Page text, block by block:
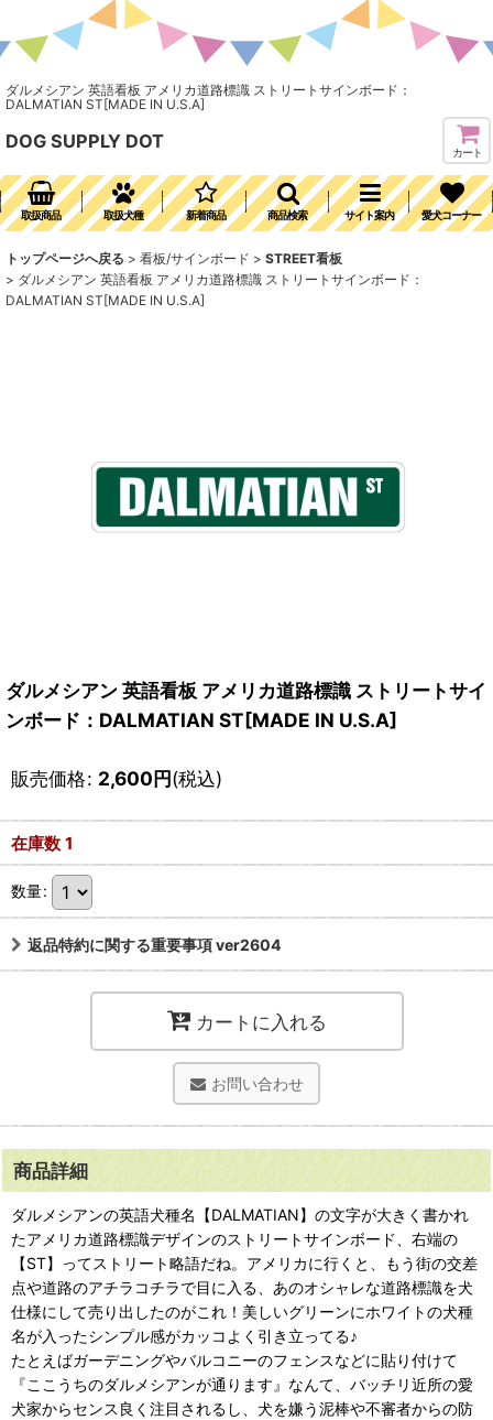
ダルメシアン 英語看板 アメリカ道路標識 ストリートサインボード：
DALMATIAN ST[MADE IN U.S.A]
DOG SUPPLY DOT
カート
取扱商品 取扱犬種 新着商品 商品検索 サイト案内 愛犬コーナー
トップページへ戻る > 看板/サインボード > STREET看板
> ダルメシアン 英語看板 アメリカ道路標識 ストリートサインボード：
DALMATIAN ST[MADE IN U.S.A]
ダルメシアン 英語看板 アメリカ道路標識 ストリートサイ
ンボード：DALMATIAN ST[MADE IN U.S.A]
販売価格: 2,600円(税込)
在庫数 1
数量:
返品特約に関する重要事項 ver2604
カートに入れる
お問い合わせ
商品詳細
ダルメシアンの英語犬種名【DALMATIAN】の文字が大きく書かれ
たアメリカ道路標識デザインのストリートサインボード、右端の
【ST】ってストリート略語だね。アメリカに行くと、もう街の交差
点や道路のアチラコチラで目に入る、あのオシャレな道路標識を犬
仕様にして売り出したのがこれ！美しいグリーンにホワイトの犬種
名が入ったシンプル感がカッコよく引き立ってる♪
たとえばガーデニングやバルコニーのフェンスなどに貼り付けて
『ここうちのダルメシアンが通ります』なんて、バッチリ近所の愛
犬家からセンス良く注目されるし、犬を嫌う泥棒や不審者からの防